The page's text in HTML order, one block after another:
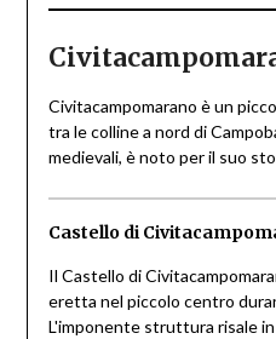
Civitacampomarano è un
tra le colline a nord di
medievali, è noto per il suo
Castello di
Il Castello di
eretta nel piccolo centro
L'imponente struttura risale